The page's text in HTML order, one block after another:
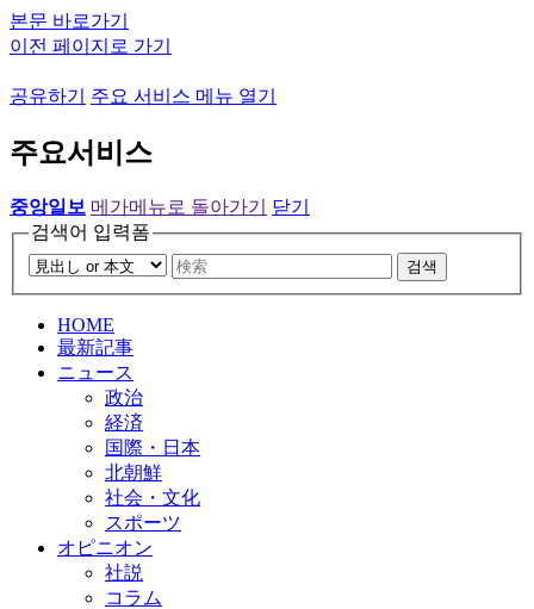
본문 바로가기
이전 페이지로 가기
공유하기 주요 서비스 메뉴 열기
주요서비스
중앙일보 메가메뉴로 돌아가기
닫기
검색어 입력폼
검색
HOME
最新記事
ニュース
政治
経済
国際・日本
北朝鮮
社会・文化
スポーツ
オピニオン
社説
コラム